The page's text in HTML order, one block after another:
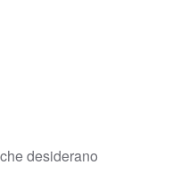
desiderano